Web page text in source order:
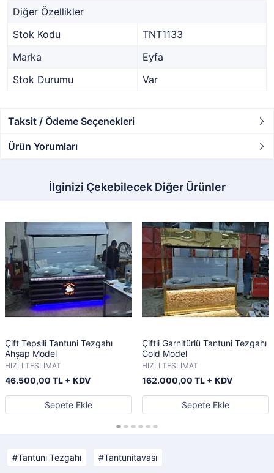
Diğer Özellikler
Stok Kodu
TNT1133
Marka
Eyfa
Stok Durumu
Var
Taksit / Ödeme Seçenekleri
Ürün Yorumları
İlginizi Çekebilecek Diğer Ürünler
Çift Tepsili Tantuni Tezgahı
Ahşap Model
HIZLI TESLİMAT
46.500,00 TL + KDV
Sepete Ekle
Çiftli Garnitürlü Tantuni Tezgahı
Gold Model
HIZLI TESLİMAT
162.000,00 TL + KDV
Sepete Ekle
Tantuni Tezgahı Tantunitavası